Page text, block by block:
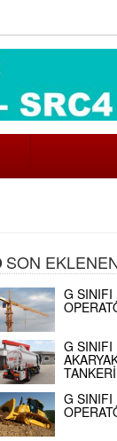
SON
G SINIFI
G SINIFI
TANKERİ
G SINIFI